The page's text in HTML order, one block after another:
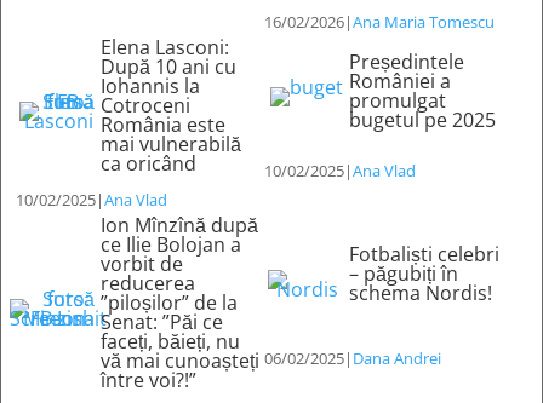
16/02/2026|Ana Maria Tomescu
Elena Lasconi:
După 10 ani cu
Iohannis la
Cotroceni
România este
mai vulnerabilă
ca oricând
10/02/2025|Ana Vlad
Președintele
României a
promulgat
bugetul pe 2025
10/02/2025|Ana Vlad
Ion Mînzînă după
ce Ilie Bolojan a
vorbit de
reducerea
”piloșilor” de la
Senat: ”Păi ce
faceți, băieți, nu
vă mai cunoașteți
între voi?!”
Fotbaliști celebri
– păgubiți în
schema Nordis!
06/02/2025| Dana Andrei